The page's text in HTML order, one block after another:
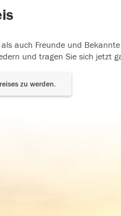
auch Freunde und
und tragen Sie sich jetzt
zu werden.